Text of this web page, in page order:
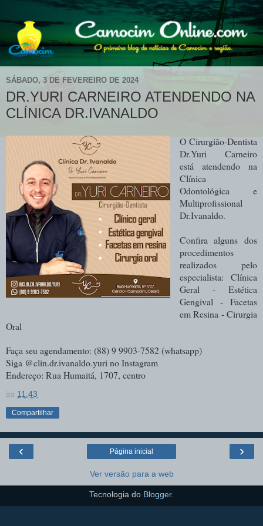
SÁBADO, 3 DE FEVEREIRO DE 2024
DR.YURI CARNEIRO ATENDENDO NA
CLÍNICA DR.IVANALDO
O Cirurgião-Dentista
Dr.Yuri Carneiro
está atendendo na
Clínica
Odontológica e
Multiprofissional
Dr.Ivanaldo.
Confira alguns dos
procedimentos
realizados pelo
especialista: Clínica
Geral - Estética
Gengival - Facetas
em Resina - Cirurgia
Oral
Faça seu agendamento: (88) 9 9903-7582 (whatsapp)
Siga @clin.dr.ivanaldo.yuri no Instagram
Endereço: Rua Humaitá, 1707, centro
às 11:43
Compartilhar
‹ ›
Página inicial
Ver versão para a web
Tecnologia do Blogger.